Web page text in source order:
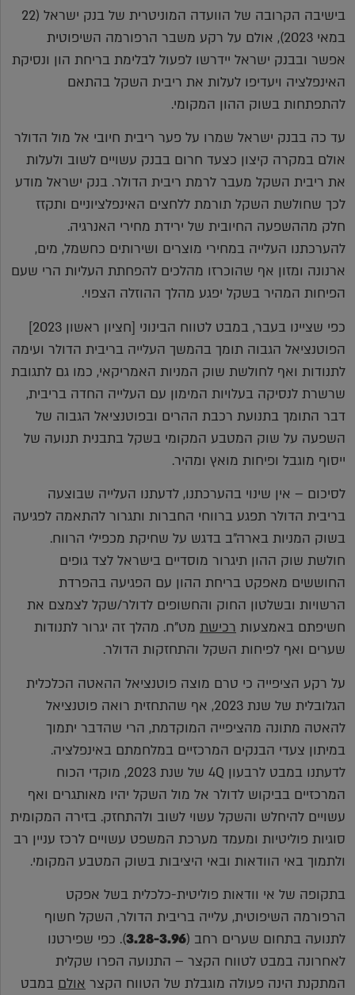
בישיבה הקרובה של הוועדה המוניטרית של בנק ישראל (22
במאי 2023), אולם על רקע משבר הרפורמה השיפוטית
אפשר ובבנק ישראל יידרשו לפעול לבלימת בריחת הון ונסיקת
האינפלציה ויעדיפו לעלות את ריבית השקל בהתאם
להתפתחות בשוק ההון המקומי.
עד כה בבנק ישראל שמרו על פער ריבית חיובי אל מול הדולר
אולם במקרה קיצון כצעד חרום בבנק עשויים לשוב ולעלות
את ריבית השקל מעבר לרמת ריבית הדולר. בנק ישראל מודע
לכך שחולשת השקל תורמת ללחצים האינפלציוניים ותקזז
חלק מההשפעה החיובית של ירידת מחירי האנרגיה.
להערכתנו העלייה במחירי מוצרים ושירותים כחשמל, מים,
ארנונה ומזון אף שהוכרזו מהלכים להפחתת העליות הרי שעם
הפיחות המהיר בשקל יפגע מהלך ההוזלה הצפוי.
כפי שציינו בעבר, במבט לטווח הבינוני [חציון ראשון 2023]
הפוטנציאל הגבוה תומך בהמשך העלייה בריבית הדולר ועימה
לתנודות ואף לחולשת שוק המניות האמריקאי, כמו גם לתגובת
שרשרת לנסיקה בעלויות המימון עם העלייה החדה בריבית,
דבר התומך בתנועת רכבת ההרים ובפוטנציאל הגבוה של
השפעה על שוק המטבע המקומי בשקל בתבנית תנועה של
ייסוף מוגבל ופיחות מואץ ומהיר.
לסיכום – אין שינוי בהערכתנו, לדעתנו העלייה שבוצעה
בריבית הדולר תפגע ברווחי החברות ותגרור להתאמה לפגיעה
בשוק המניות בארה"ב בדגש על שחיקת מכפילי הרווח.
חולשת שוק ההון תיגרור מוסדיים בישראל לצד גופים
החוששים מאפקט בריחת ההון עם הפגיעה בהפרדת
הרשויות ובשלטון החוק והחשופים לדולר/שקל לצמצם את
חשיפתם באמצעות רכישת מט"ח. מהלך זה יגרור לתנודות
שערים ואף לפיחות השקל והתחזקות הדולר.
על רקע הציפייה כי טרם מוצה פוטנציאל ההאטה הכלכלית
הגלובלית של שנת 2023, אף שהתחזית רואה פוטנציאל
להאטה מתונה מהציפייה המוקדמת, הרי שהדבר יתמוך
במיתון צעדי הבנקים המרכזיים במלחמתם באינפלציה.
לדעתנו במבט לרבעון 4Q של שנת 2023, מוקדי הכוח
המרכזיים בביקוש לדולר אל מול השקל יהיו מאותגרים ואף
עשויים להיחלש והשקל עשוי לשוב ולהתחזק. בזירה המקומית
סוגיות פוליטיות ומעמד מערכת המשפט עשויים לרכז עניין רב
ולתמוך באי הוודאות ובאי היציבות בשוק המטבע המקומי.
בתקופה של אי וודאות פוליטית-כלכלית בשל אפקט
הרפורמה השיפוטית, עלייה בריבית הדולר, השקל חשוף
לתנועה בתחום שערים רחב (3.28-3.96). כפי שפירטנו
לאחרונה במבט לטווח הקצר – התנועה הפרו שקלית
המתקנת הינה פעולה מוגבלת של הטווח הקצר אולם במבט